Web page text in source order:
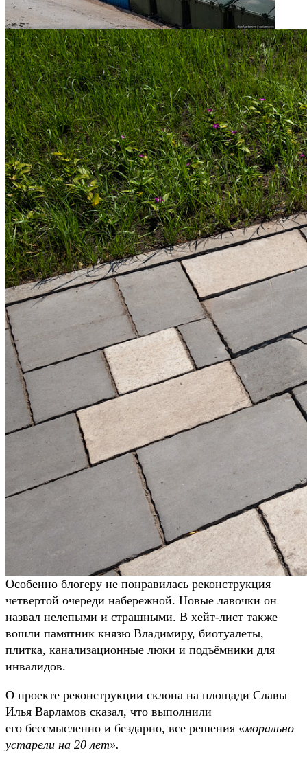
Особенно блогеру не понравилась реконструкция
четвертой очереди набережной. Новые лавочки он
назвал нелепыми и страшными. В хейт-лист также
вошли памятник князю Владимиру, биотуалеты,
плитка, канализационные люки и подъёмники для
инвалидов.
О проекте реконструкции склона на площади Славы
Илья Варламов сказал, что выполнили
его бессмысленно и бездарно, все решения «морально
устарели на 20 лет».